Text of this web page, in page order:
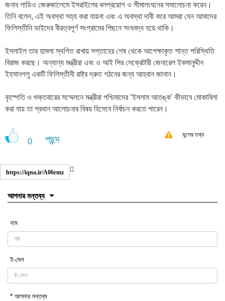
জনাব গাডিও জেরুজালেমে ইসরাইলের বলপ্রয়োগ ও সীমালংঘনের সমালোচনা করেন।
তিনি বলেন, এই অবস্থা সহ্য করা যায়না এবং এ অবস্থা দাবী করে আমরা যেন আমাদের
ফিলিস্তীনি ভাইদের বীরত্বপূর্ণ সংগ্রামের পিছনে সংঘবদ্ধ হয়ে থাকি।
ইসলাইল তার হামলা স্থগিত রাখায় সপ্তাহের শেষ থেকে আপেক্ষাকৃত শান্ত পরিস্থিতি
বিরাজ করছে। অন্যান্য মন্ত্রীরা এবং ও আই সির সেক্রেটারী জেনারেল ইকমানুদ্দীন
ইহসানগলু একটি ফিলিস্তীনী রাষ্ট্র দ্রুত গঠনের জন্য আহবান জানান।
বৃহস্পতি ও শুক্তবারের সম্মেলনে মন্ত্রীরা পশ্চিমাদের ‘ইসলাম আতঙ্ক' কীভাবে মোকাবিলা
করা যায় তা প্রধান আলোচনার বিষয় হিসেবে নির্বাচন করতে পারেন।
0 পছন্দ ভুলের তথ্য
https://iqna.ir/A06rmz
আপনার মন্তব্য
নাম
ই-মেল
* আপনার মন্তব্য